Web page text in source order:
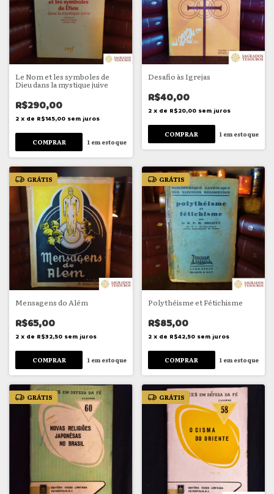
Le Nom et les symboles de
Dieu dans la mystique juive
R$290,00
2 x de R$145,00 sem juros
1em estoque
Desafio às Igrejas
R$40,00
2 x de R$20,00 sem juros
1 em estoque
GRÁTIS
Mensagens do Além
R$65,00
2 x de R$32,50 sem juros
1 em estoque
GRÁTIS
Polythéisme et Fétichisme
R$85,00
2 x de R$42,50 sem juros
1 em estoque
GRÁTIS GRÁTIS